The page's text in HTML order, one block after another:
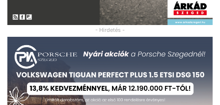
- Hirdetés -